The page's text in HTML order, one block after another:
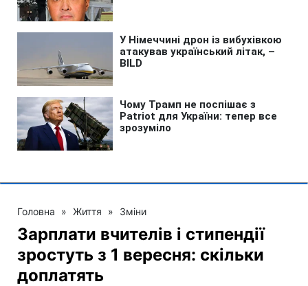
Головна » Життя » Зміни
Зарплати вчителів і стипендії
зростуть з 1 вересня: скільки
доплатять